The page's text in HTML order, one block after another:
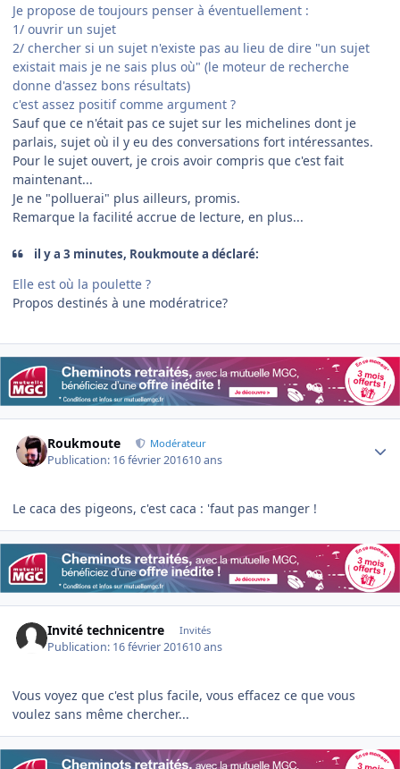
Je propose de toujours penser à éventuellement :
1/ ouvrir un sujet
2/ chercher si un sujet n'existe pas au lieu de dire "un sujet
existait mais je ne sais plus où" (le moteur de recherche
donne d'assez bons résultats)
c'est assez positif comme argument ?
Sauf que ce n'était pas ce sujet sur les michelines dont je
parlais, sujet où il y eu des conversations fort intéressantes.
Pour le sujet ouvert, je crois avoir compris que c'est fait
maintenant...
Je ne "polluerai" plus ailleurs, promis.
Remarque la facilité accrue de lecture, en plus...
il y a 3 minutes, Roukmoute a déclaré:
Elle est où la poulette ?
Propos destinés à une modératrice?
Roukmoute Modérateur
Publication: 16 février 201610 ans
Le caca des pigeons, c'est caca : 'faut pas manger !
Invité technicentre Invités
Publication: 16 février 201610 ans
Vous voyez que c'est plus facile, vous effacez ce que vous
voulez sans même chercher...